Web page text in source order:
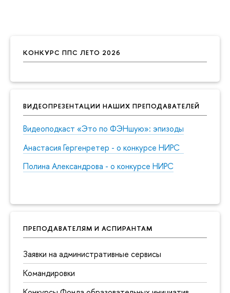
КОНКУРС ППС ЛЕТО 2026
ВИДЕОПРЕЗЕНТАЦИИ НАШИХ ПРЕПОДАВАТЕЛЕЙ
Видеоподкаст «Это по ФЭНшую»: эпизоды
Анастасия Гергенретер - о конкурсе НИРС
Полина Александрова - о конкурсе НИРС
ПРЕПОДАВАТЕЛЯМ И АСПИРАНТАМ
Заявки на административные сервисы
Командировки